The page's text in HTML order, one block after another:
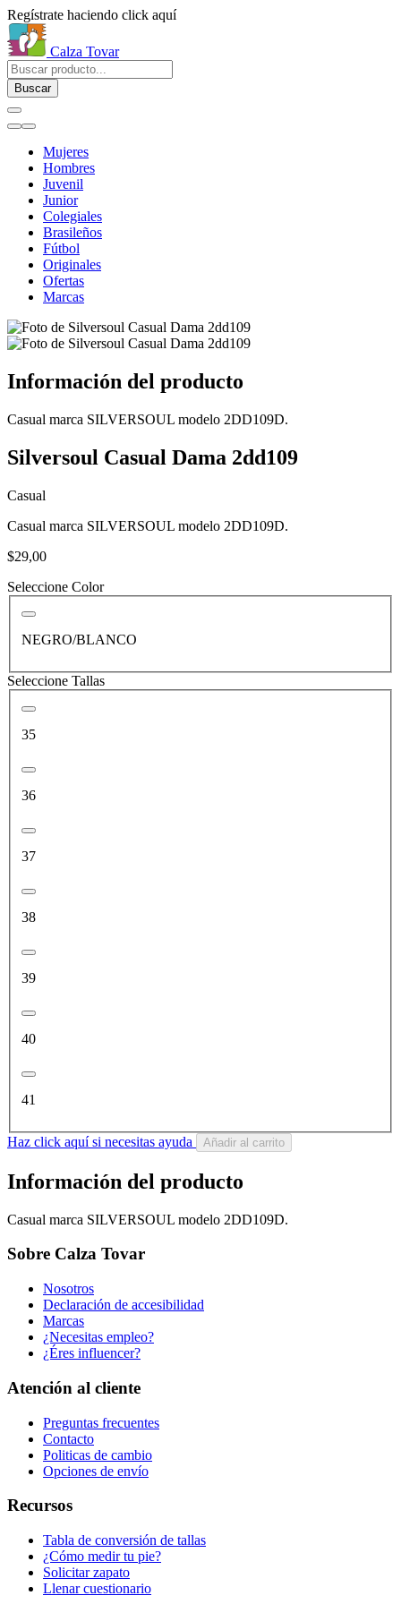
Regístrate haciendo click aquí
Calza Tovar
Buscar
Mujeres
Hombres
Juvenil
Junior
Colegiales
Brasileños
Fútbol
Originales
Ofertas
Marcas
Información del producto
Casual marca SILVERSOUL modelo 2DD109D.
Silversoul Casual Dama 2dd109
Casual
Casual marca SILVERSOUL modelo 2DD109D.
$29,00
Seleccione Color
NEGRO/BLANCO
Seleccione Tallas
35
36
37
38
39
40
41
Haz click aquí si necesitas ayuda Añadir al carrito
Información del producto
Casual marca SILVERSOUL modelo 2DD109D.
Sobre Calza Tovar
Nosotros
Declaración de accesibilidad
Marcas
¿Necesitas empleo?
¿Éres influencer?
Atención al cliente
Preguntas frecuentes
Contacto
Politicas de cambio
Opciones de envío
Recursos
Tabla de conversión de tallas
¿Cómo medir tu pie?
Solicitar zapato
Llenar cuestionario